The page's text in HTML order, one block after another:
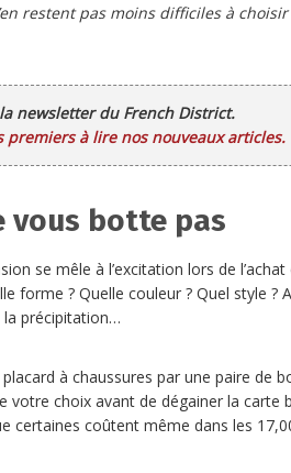
restent pas moins difficiles à
newsletter du French District.
à lire nos nouveaux articles.
vous botte pas
se mêle à l’excitation lors de
forme ? Quelle couleur ? Quel style ?
la précipitation…
à chaussures par une paire de
votre choix avant de dégainer la carte
certaines coûtent même dans les